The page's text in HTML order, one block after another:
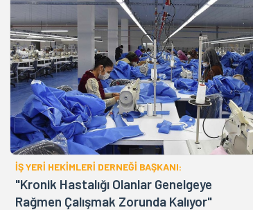
İŞ YERİ HEKİMLERİ DERNEĞİ BAŞKANI:
"Kronik Hastalığı Olanlar Genelgeye
Rağmen Çalışmak Zorunda Kalıyor"